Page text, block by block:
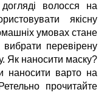
волосся на
якісну
умовахстане
перевірену
Як наносити маску?
наносити варто на
прочитайте